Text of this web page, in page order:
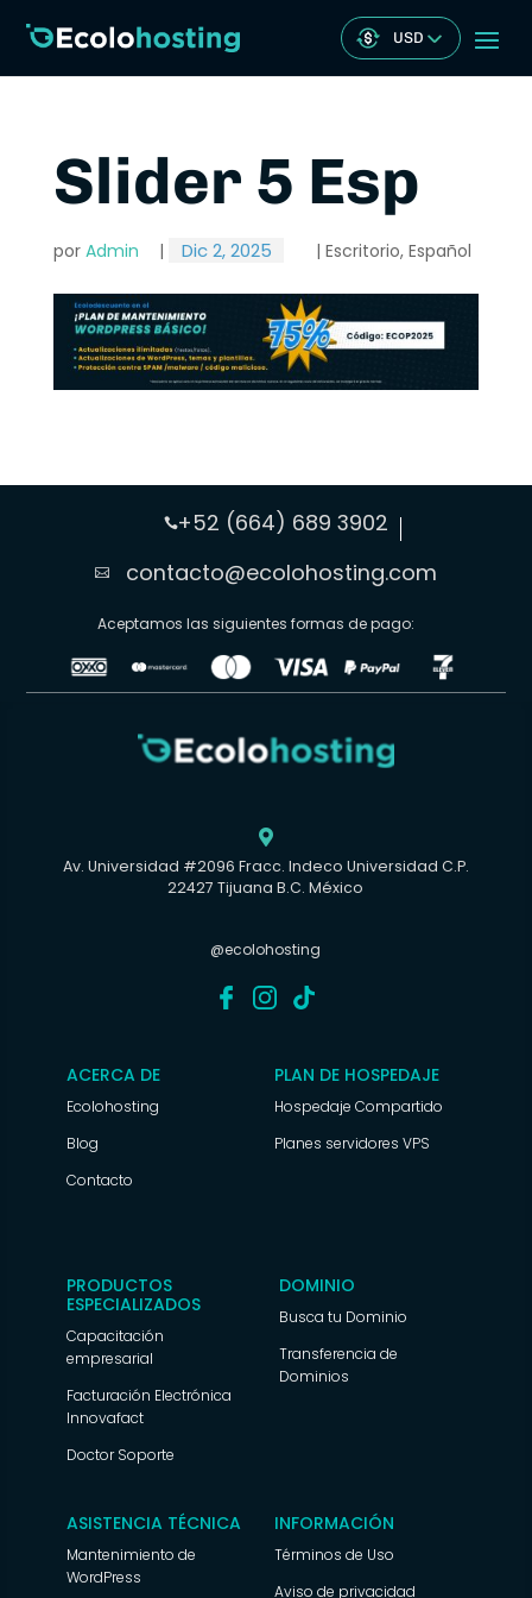
USD
Slider 5 Esp
por Admin | Dic 2, 2025 | Escritorio, Español
+52 (664) 689 3902
 contacto@ecolohosting.com
Aceptamos las siguientes formas de pago:

Av. Universidad #2096 Fracc. Indeco Universidad C.P.
22427 Tijuana B.C. México
@ecolohosting
ACERCA DE
Ecolohosting
Blog
Contacto
PLAN DE HOSPEDAJE
Hospedaje Compartido
Planes servidores VPS
PRODUCTOS
ESPECIALIZADOS
Capacitación
empresarial
Facturación Electrónica
Innovafact
Doctor Soporte
DOMINIO
Busca tu Dominio
Transferencia de
Dominios
ASISTENCIA TÉCNICA
Mantenimiento de
WordPress
INFORMACIÓN
Términos de Uso
Aviso de privacidad